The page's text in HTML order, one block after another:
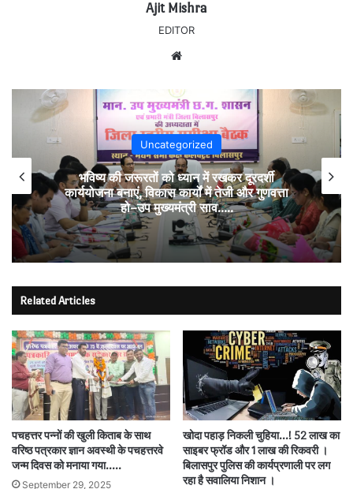
Ajit Mishra
EDITOR
Uncategorized
भविष्य की जरूरतों को ध्यान में रखकर दूरदर्शी
कार्ययोजना बनाएं, विकास कार्यों में तेजी और गुणवत्ता
हो–उप मुख्यमंत्री साव…..
Related Articles
पचहत्तर पन्नों की खुली किताब के साथ
वरिष्ठ पत्रकार ज्ञान अवस्थी के पचहत्तरवे
जन्म दिवस को मनाया गया…..
September 29, 2025
खोदा पहाड़ निकली चुहिया…! 52 लाख का
साइबर फ्रॉड और 1 लाख की रिकवरी ।
बिलासपुर पुलिस की कार्यप्रणाली पर लग
रहा है सवालिया निशान ।